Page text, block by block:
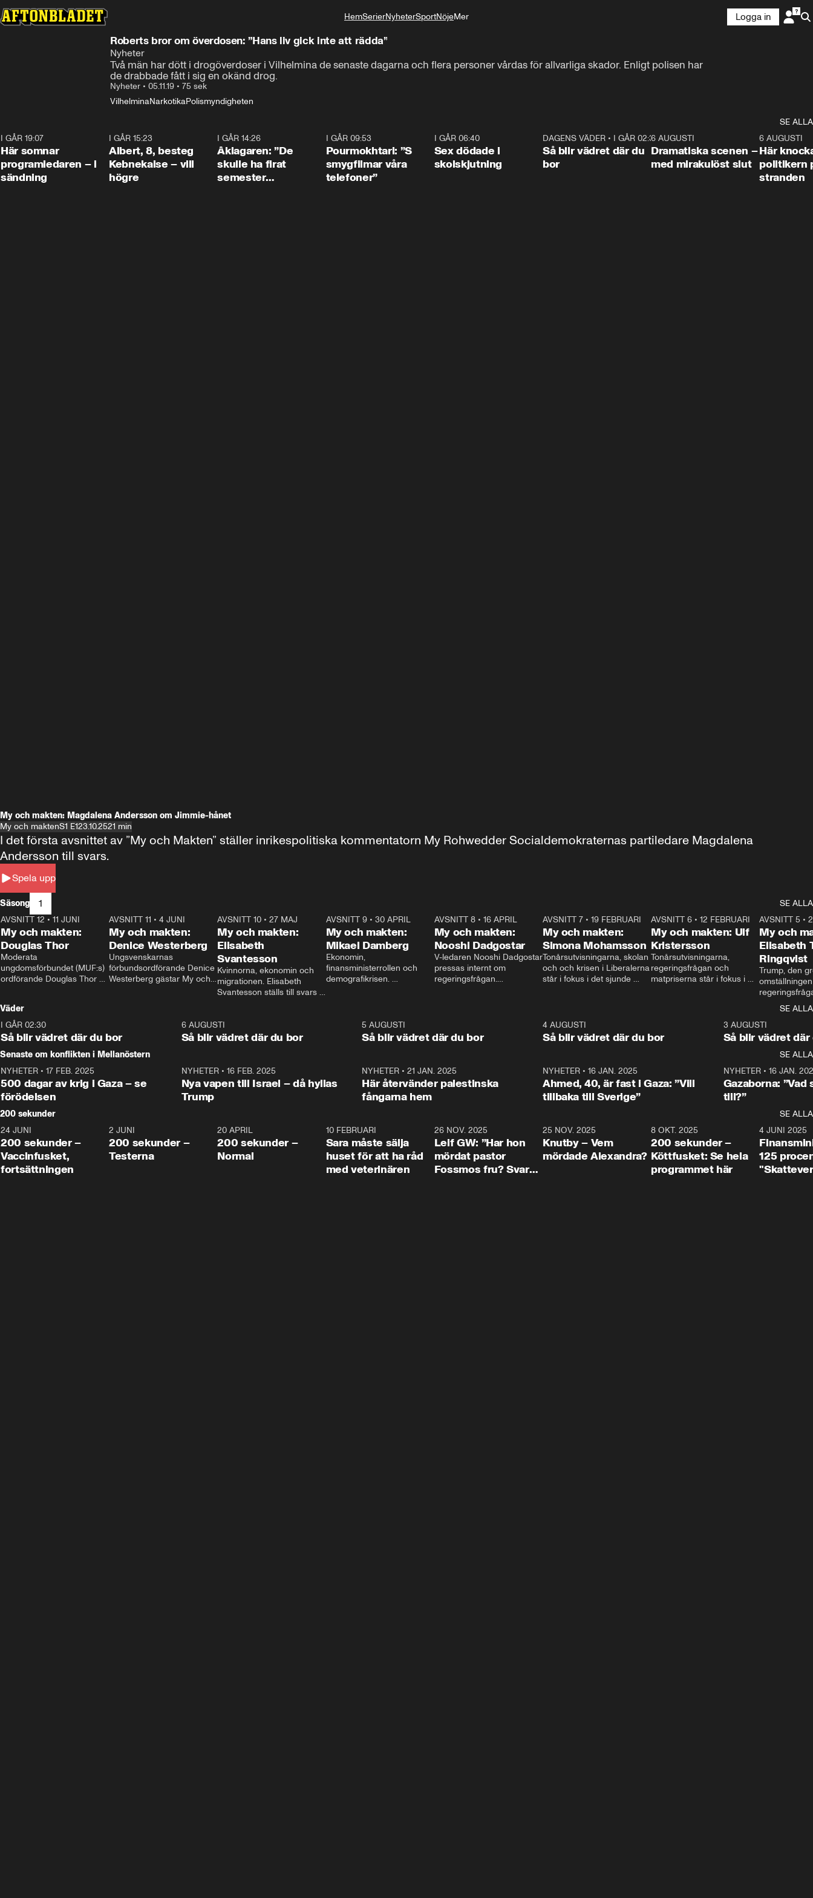
HemSerierNyheterSportNöjeMer
Logga in
Roberts bror om överdosen: ”Hans liv gick inte att rädda”
Nyheter
Två män har dött i drogöverdoser i Vilhelmina de senaste dagarna och flera personer vårdas för allvarliga skador. Enligt polisen har
de drabbade fått i sig en okänd drog.
Nyheter • 05.11.19 • 75 sek
VilhelminaNarkotikaPolismyndigheten
SE ALLA
I GÅR 19:07
Här somnar
programledaren – i
sändning
I GÅR 15:23
Albert, 8, besteg
Kebnekaise – vill
högre
I GÅR 14:26
Åklagaren: ”De
skulle ha firat
semester
I GÅR 09:53
Pourmokhtari: ”S
smygfilmar våra
telefoner”
I GÅR 06:40
Sex dödade i
skolskjutning
1:06
DAGENS VÄDER• I GÅR 02:30
Så blir vädret där du
bor
0:42
6 AUGUSTI
Dramatiska scenen –
med mirakulöst slut
6 AUGUSTI
Här
politikern
stranden
My och makten: Magdalena Andersson om Jimmie-hånet
My och maktenS1 E123.10.2521 min
Spela upp
I det första avsnittet av ”My och Makten” ställer inrikespolitiska kommentatorn My Rohwedder Socialdemokraternas partiledare Magdalena
Andersson till svars.
Säsong 1
SE ALLA
26:27
AVSNITT 12 • 11 JUNI
My och makten:
Douglas Thor
Moderata
ungdomsförbundet (MUF:s)
ordförande Douglas Thor
tonårsutvisningarna och hur
Moderaterna ska locka
väljare till valet i höst.
23:40
AVSNITT 11 •4 JUNI
My och makten:
Denice Westerberg
Ungsvenskarnas
förbundsordförande Denice
Westerberg gästar My och
AVSNITT 10 •27 MAJ
My och makten:
Elisabeth
Svantesson
Kvinnorna, ekonomin och
migrationen. Elisabeth
Svantesson ställs till svars
AVSNITT 9• 30 APRIL
My och makten:
Mikael Damberg
Ekonomin,
finansministerrollen och
demografikrisen.
och Makten.
AVSNITT 8• 16 APRIL
My och makten:
Nooshi Dadgostar
V-ledaren Nooshi Dadgostar
pressas internt om
regeringsfrågan.
– Vi ställer upp i val. Ska vi
vara med så sitter vi förstås
24:30
AVSNITT 7• 19 FEBRUARI
My och makten:
Simona Mohamsson
Tonårsutvisningarna, skolan
och och krisen i Liberalerna
står i fokus i det sjunde
kommentator My
Rohwedder ställer
utbildnings- och
Mohamsson till svars.
27:30
AVSNITT 6 •12 FEBRUARI
My och makten: Ulf
Kristersson
Tonårsutvisningarna,
regeringsfrågan och
matpriserna står i fokus i
Rohwedder ställer
statsminister Ulf Kristersson
AVSNITT 5 •
My och
Elisabeth
Ringqvist
Trump, den
centrum i
avsnittet av
Makten”. Se
Aftonbladets
Rohwedder
Thand Ring
Väder
SE ALLA
I GÅR 02:30
Så blir vädret där du bor
1:06
6 AUGUSTI
Så blir vädret där du bor
5 AUGUSTI
Så blir vädret där du bor
4 AUGUSTI
Så blir vädret där du bor
3 AUGUSTI
Så blir vädret där
Senaste om konflikten i Mellanöstern
SE ALLA
NYHETER • 17 FEB. 2025
500 dagar av krig i Gaza – se
förödelsen
NYHETER• 16 FEB. 2025
Nya vapen till Israel – då hyllas
Trump
NYHETER •21 JAN. 2025
Här återvänder palestinska
fångarna hem
NYHETER• 16 JAN. 2025
Ahmed, 40, är fast i Gaza: ”Vill
tillbaka till Sverige”
NYHETER• 16 JAN.
Gazaborna:
till?”
200 sekunder
SE ALLA
5:00
24 JUNI
200 sekunder –
Vaccinfusket,
fortsättningen
4:23
2 JUNI
200 sekunder –
Testerna
20 APRIL
200 sekunder –
Normal
10 FEBRUARI
Sara måste sälja
huset för att ha råd
med veterinären
26 NOV. 2025
Leif GW: ”Har hon
mördat pastor
Fossmos fru? Svar
31:05
25 NOV. 2025
Knutby – Vem
mördade Alexandra?
4:29
8 OKT. 2025
200 sekunder –
Köttfusket: Se hela
programmet här
4 JUNI 2025
125